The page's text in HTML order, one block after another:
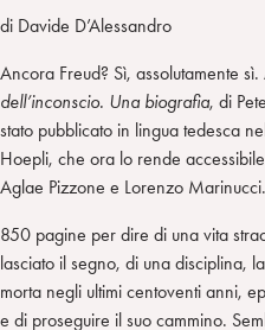
di Davide D’Alessandro
Ancora Freud? Sì, assolutamente
dell’inconscio. Una biografia, di
stato pubblicato in lingua tedesca
Hoepli, che ora lo rende
Aglae Pizzone e Lorenzo Marinucci.
850 pagine per dire di una vita
lasciato il segno, di una disciplina,
morta negli ultimi centoventi anni,
e di proseguire il suo cammino.